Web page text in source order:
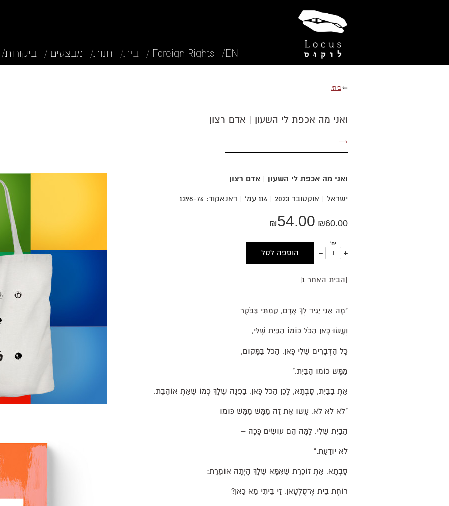
EN/
Foreign Rights / בית/ חנות/ מבצעים / ביקורות/
⇐ בית/
ואני מה אכפת לי השעון | אדם רצון
→
ואני מה אכפת לי השעון | אדם רצון
ישראל | אוקטובר 2023 | 114 עמ' | דאנאקוד: 1398-76
₪60.00
₪54.00
יח'
עוד
אחד
הוספה לסל
[הבית האחר 1]
"מָה אֲנִי יַגִּיד לְךָ אָדָם, קַמְתִּי בַּבֹּקֶר
וְעָשׂוּ כָּאן הַכֹּל כּוֹמוֹ הַבַּיִת שֶׁלִּי,
כָּל הַדְּבָרִים שֶׁלִּי כָּאן, הַכֹּל בַּמָּקוֹם,
מַמָּשׁ כּוֹמוֹ הַבַּיִת."
אַתְּ בַּבַּיִת, סָבְתָא, לָכֵן הַכֹּל כָּאן, בַּפִּנָּה שֶׁלָּךְ כְּמוֹ שֶׁאַתְּ אוֹהֶבֶת.
"לֹא לֹא לֹא, עָשׂוּ אֶת זֶה מַמָּשׁ מַמָּשׁ כּוֹמוֹ
הַבַּיִת שֶׁלִּי. לָמָּה הֵם עוֹשִׂים כָּכָה –
לֹא יוֹדַעַת."
סָבְתָא, אַתְּ זוֹכֶרֶת שֶׁאִמָּא שֶׁלָּךְ הָיְתָה אוֹמֶרֶת:
רוֹחְת בֵּית אְ־סֻּלְטָאן, זַי בֵּיתִי מַא כַּאן?